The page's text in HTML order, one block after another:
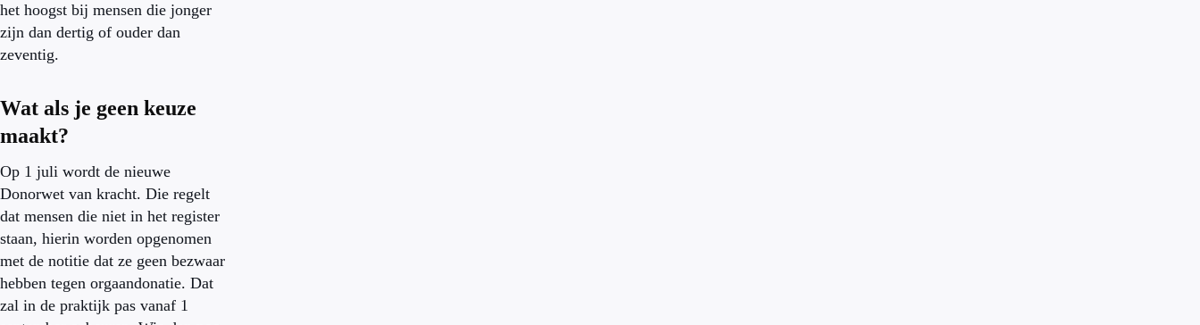
het hoogst bij mensen die jonger
zijn dan dertig of ouder dan
zeventig.
Wat als je geen keuze
maakt?
Op 1 juli wordt de nieuwe
Donorwet van kracht. Die regelt
dat mensen die niet in het register
staan, hierin worden opgenomen
met de notitie dat ze geen bezwaar
hebben tegen orgaandonatie. Dat
zal in de praktijk pas vanaf 1